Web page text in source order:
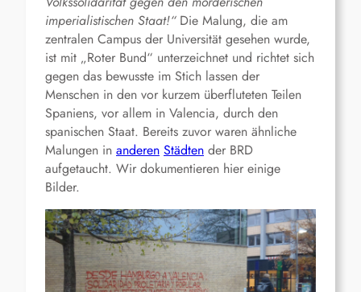
imperialistischen Staat!“Die Malung, die am
zentralen Campus der Universität gesehen wurde,
ist mit „Roter Bund“ unterzeichnet und richtet sich
gegen das bewusste im Stich lassen der
Menschen in den vor kurzem überfluteten Teilen
Spaniens, vor allem in Valencia, durch den
spanischen Staat. Bereits zuvor waren ähnliche
Malungen in anderen Städten der BRD
aufgetaucht. Wir dokumentieren hier einige
Bilder.